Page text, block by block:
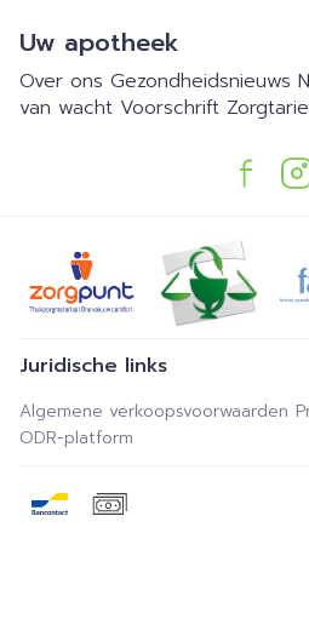
Uw apotheek
Over ons Gezondheidsnieuws
van wacht Voorschrift
Juridische links
Algemene verkoopsvoorwaarden
ODR-platform